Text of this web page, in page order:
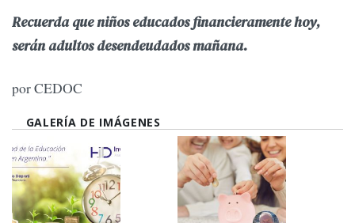
Recuerda que niños educados financieramente hoy,
serán adultos desendeudados mañana.
por CEDOC
GALERÍA DE IMÁGENES